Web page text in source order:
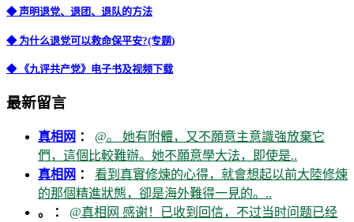
◆ 声明退党、退团、退队的方法
◆ 为什么退党可以救命保平安?(专题)
◆ 《九评共产党》电子书及视频下载
最新留言
真相网 ： @。 她有附體，又不願意主意識強放棄它
們，這個比較難辦。她不願意學大法，即使是..
真相网 ： 看到真實修煉的心得，就會想起以前大陸修煉
的那個精進狀態，卻是海外難得一見的。..
。 ： @真相网 感谢！已收到回信，不过当时问题已经